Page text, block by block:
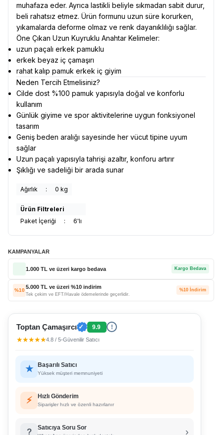
muhafaza eder. Ayrıca lastikli beliyle sıkmadan sabit durur,
beli rahatsız etmez. Ürün formunu uzun süre korurken,
yıkamalarda deforme olmaz ve renk dayanıklılığı sağlar.
Öne Çıkan Uzun Kuyruklu Anahtar Kelimeler:
uzun paçalı erkek pamuklu
erkek beyaz iç çamaşırı
rahat kalıp pamuk erkek iç giyim
Neden Tercih Etmelisiniz?
Cilde dost %100 pamuk yapısıyla doğal ve konforlu
kullanım
Günlük giyime ve spor aktivitelerine uygun fonksiyonel
tasarım
Geniş beden aralığı sayesinde her vücut tipine uyum
sağlar
Uzun paçalı yapısıyla tahrişi azaltır, konforu artırır
Şıklığı ve sadeliği bir arada sunar
Ağırlık : 0 kg
Ürün Filtreleri
Paket İçeriği
: 6'lı
KAMPANYALAR
1.000 TL ve üzeri kargo bedava Kargo Bedava
%10
5.000 TL ve üzeri %10 indirim
Tek çekim ve EFT/Havale ödemelerinde geçerlidir.
%10 İndirim
Toptan Çamaşırcı ✓ 9.9 !
★★★★★4.8 / 5•Güvenilir Satıcı
★ Başarılı Satıcı
Yüksek müşteri memnuniyeti
⚡ Hızlı Gönderim
Siparişler hızlı ve özenli hazırlanır
? Satıcıya Soru Sor ›